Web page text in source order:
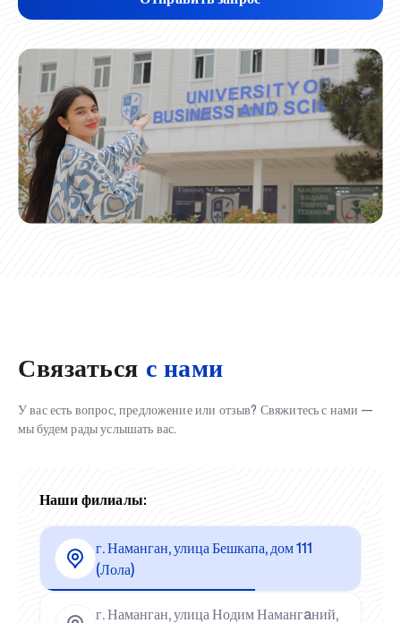
Связаться с нами
У вас есть вопрос, предложение или отзыв? Свяжитесь с нами —
мы будем рады услышать вас.
Наши филиалы:
г. Наманган, улица Бешкапа, дом 111
(Лола)
г. Наманган, улица Нодим Намангaний,